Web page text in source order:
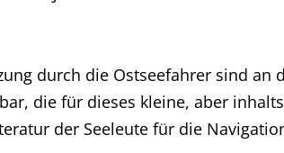
durch die Ostseefahrer sind an
die für dieses kleine, aber
der Seeleute für die